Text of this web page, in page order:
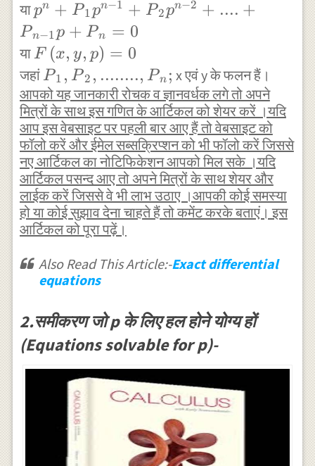
} \right)
}^{ n }+
{ P }_{
1 }{
\left(
\frac {
dy }{ dx
} \right)
}^{ n-1
}+{ P
}_{ 2 }{
\left(
dy }{ dx
} \right)
}^{ n-2
}+......+
{ P }_{
n-1 }{
dy }{ dx
} \right)
या{ p }^{
n }+{
P }_{ 1
}{ p
}^{ n-1
}+{ P
}_{ 2 }
{ p }^{
n-2
}+....+
{ P }_{
n-1 }{
p }+{
P }_{ n
}=0
pn + P 1pn−1 + P 2pn−2 + .... +
P n−1p + P n = 0
या F\left(
x,y,p
\right)
=0
F (x, y, p) = 0
जहां { P }_{
1 },{ P
}_{ 2
},........,
{ P }_{
n };
P 1 , P 2 , ........, P n ; x एवं y के फलन हैं।
आपको यह जानकारी रोचक व ज्ञानवर्धक लगे तो अपने
मित्रों के साथ इस गणित के आर्टिकल को शेयर करें ।यदि
आप इस वेबसाइट पर पहली बार आए हैं तो वेबसाइट को
फॉलो करें और ईमेल सब्सक्रिप्शन को भी फॉलो करें जिससे
नए आर्टिकल का नोटिफिकेशन आपको मिल सके ।यदि
आर्टिकल पसन्द आए तो अपने मित्रों के साथ शेयर और
लाईक करें जिससे वे भी लाभ उठाए ।आपकी कोई समस्या
हो या कोई सुझाव देना चाहते हैं तो कमेंट करके बताएं। इस
आर्टिकल को पूरा पढ़ें।
Also Read This Article:-Exact differential
equations
2.समीकरण जो p के लिए हल होने योग्य हों
(Equations solvable for p)-